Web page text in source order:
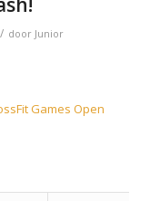
/ door Junior
Games Open